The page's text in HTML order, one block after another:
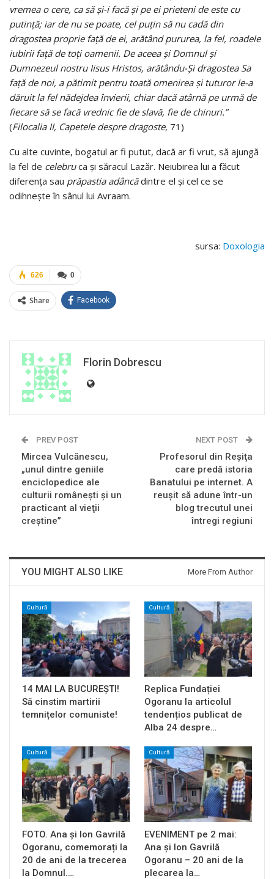
vremea o cere, ca să şi-i facă şi pe ei prieteni de este cu
putinţă; iar de nu se poate, cel puţin să nu cadă din
dragostea proprie faţă de ei, arătând pururea, la fel, roadele
iubirii faţă de toţi oamenii. De aceea şi Domnul şi
Dumnezeul nostru Iisus Hristos, arătându-Şi dragostea Sa
faţă de noi, a pătimit pentru toată omenirea şi tuturor le-a
dăruit la fel nădejdea învierii, chiar dacă atârnă pe urmă de
fiecare să se facă vrednic fie de slavă, fie de chinuri.”
(Filocalia II, Capetele despre dragoste, 71)
Cu alte cuvinte, bogatul ar fi putut, dacă ar fi vrut, să ajungă
la fel de celebruca şi săracul Lazăr. Neiubirea lui a făcut
diferenţa sau prăpastia adâncădintre el şi cel ce se
odihneşte în sânul lui Avraam.
sursa: Doxologia
0
626
Share Facebook
Florin Dobrescu
PREV POST
Mircea Vulcănescu,
„unul dintre geniile
enciclopedice ale
culturii româneşti şi un
practicant al vieţii
creştine”
NEXT POST
Profesorul din Reşiţa
care predă istoria
Banatului pe internet. A
reuşit să adune într-un
blog trecutul unei
întregi regiuni
YOU MIGHT ALSO LIKE More From Author
Cultură
14 MAI LA BUCUREȘTI!
Să cinstim martirii
temnițelor comuniste!
Cultură
Replica Fundației
Ogoranu la articolul
tendențios publicat de
Alba 24 despre…
Cultură
FOTO. Ana și Ion Gavrilă
Ogoranu, comemorați la
20 de ani de la trecerea
la Domnul.…
Cultură
EVENIMENT pe 2 mai:
Ana și Ion Gavrilă
Ogoranu – 20 ani de la
plecarea la…